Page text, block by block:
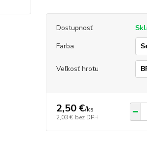
Dostupnosť
Farba
Veľkosť hrotu
2,50 €/ks
2,03 € bez DPH